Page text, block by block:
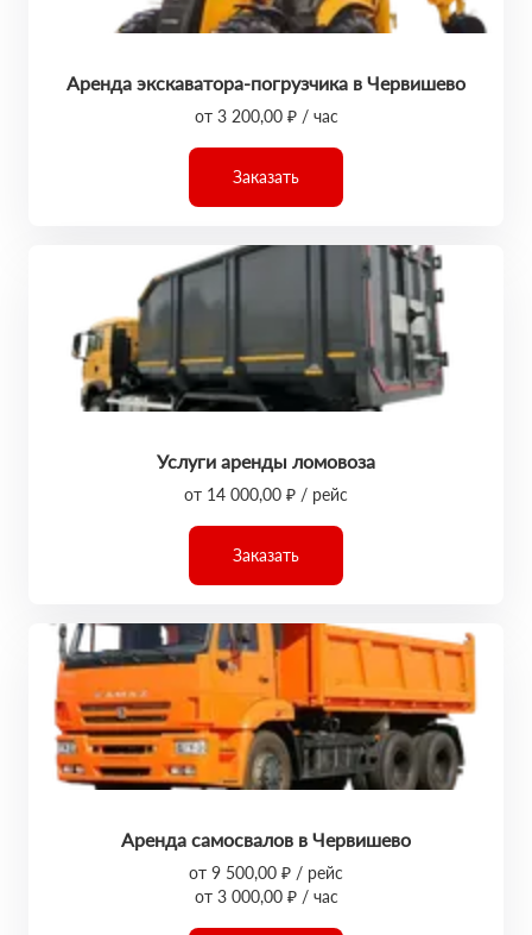
Аренда экскаватора-погрузчика в Червишево
от 3 200,00 ₽ / час
Заказать
Услуги аренды ломовоза
от 14 000,00 ₽ / рейс
Заказать
Аренда самосвалов в Червишево
от 9 500,00 ₽ / рейс
от 3 000,00 ₽ / час